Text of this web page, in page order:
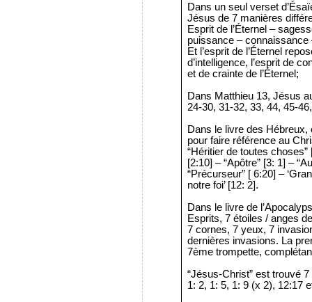
Dans un seul verset
Jésus de 7 manières
Esprit de l’Éternel –
puissance – connaissance
Et l’esprit de l’Éternel
d’intelligence, l’esprit de
et de crainte de l’Éternel;
Dans Matthieu 13, Jésus
24-30, 31-32, 33, 44, 45-
Dans le livre des Hébreux,
pour faire référence au
“Héritier de toutes
[2:10] – “Apôtre” [3: 1] –
“Précurseur” [ 6:20] –
notre foi’ [12: 2].
Dans le livre de
Esprits, 7 étoiles / anges
7 cornes, 7 yeux, 7
dernières invasions. La
7ème trompette,
“Jésus-Christ” est trouvé
1: 2, 1: 5, 1: 9 (x 2), 12:17